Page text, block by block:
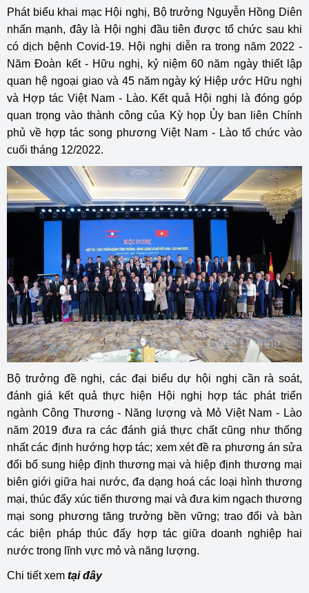
Phát biểu khai mạc Hội nghị, Bộ trưởng Nguyễn Hồng Diên
nhấn mạnh, đây là Hội nghị đầu tiên được tổ chức sau khi
có dịch bệnh Covid-19. Hội nghị diễn ra trong năm 2022 -
Năm Đoàn kết - Hữu nghị, kỷ niệm 60 năm ngày thiết lập
quan hệ ngoại giao và 45 năm ngày ký Hiệp ước Hữu nghị
và Hợp tác Việt Nam - Lào. Kết quả Hội nghị là đóng góp
quan trọng vào thành công của Kỳ họp Ủy ban liên Chính
phủ về hợp tác song phương Việt Nam - Lào tổ chức vào
cuối tháng 12/2022.
Bộ trưởng đề nghị, các đại biểu dự hội nghị cần rà soát,
đánh giá kết quả thực hiện Hội nghị hợp tác phát triển
ngành Công Thương - Năng lượng và Mỏ Việt Nam - Lào
năm 2019 đưa ra các đánh giá thực chất cũng như thống
nhất các định hướng hợp tác; xem xét đề ra phương án sửa
đổi bổ sung hiệp định thương mại và hiệp định thương mại
biên giới giữa hai nước, đa dạng hoá các loại hình thương
mại, thúc đẩy xúc tiến thương mại và đưa kim ngạch thương
mại song phương tăng trưởng bền vững; trao đổi và bàn
các biện pháp thúc đẩy hợp tác giữa doanh nghiệp hai
nước trong lĩnh vực mỏ và năng lượng.
Chi tiết xem tại đây